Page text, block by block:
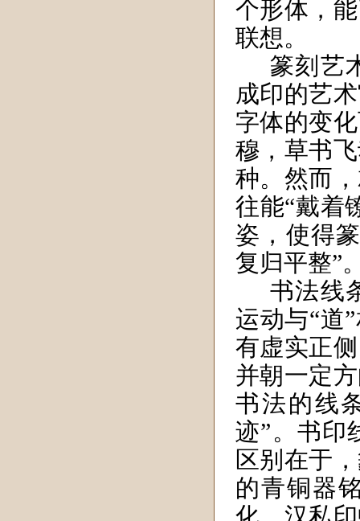
个形体，
联想。
篆刻艺
成印的艺
字体的变
穆，草书
种。然而
往能“戴着
姿，使得
复归平整”
书法线
运动与“道
有虚实正
并朝一定
书法的线
迹”。书印
区别在于，
的青铜器